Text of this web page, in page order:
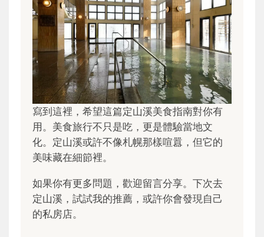
寫到這裡，希望這篇定山溪美食指南對你有
用。美食旅行不只是吃，更是體驗當地文
化。定山溪或許不像札幌那樣喧囂，但它的
美味藏在細節裡。
如果你有更多問題，歡迎留言分享。下次去
定山溪，試試我的推薦，或許你會發現自己
的私房店。